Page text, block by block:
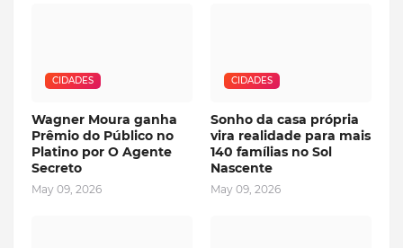
CIDADES
Wagner Moura ganha
Prêmio do Público no
Platino por O Agente
Secreto
May 09, 2026
CIDADES
Sonho da casa própria
vira realidade para mais
140 famílias no Sol
Nascente
May 09, 2026